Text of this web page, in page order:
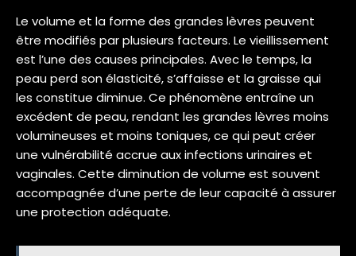
Le volume et la forme des grandes lèvres peuvent
être modifiés par plusieurs facteurs. Le vieillissement
est l’une des causes principales. Avec le temps, la
peau perd son élasticité, s’affaisse et la graisse qui
les constitue diminue. Ce phénomène entraîne un
excédent de peau, rendant les grandes lèvres moins
volumineuses et moins toniques, ce qui peut créer
une vulnérabilité accrue aux infections urinaires et
vaginales. Cette diminution de volume est souvent
accompagnée d’une perte de leur capacité à assurer
une protection adéquate.